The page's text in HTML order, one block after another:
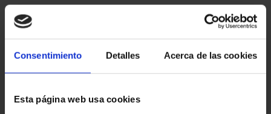
Consentimiento Detalles Acerca de las cookies
Esta página web usa cookies